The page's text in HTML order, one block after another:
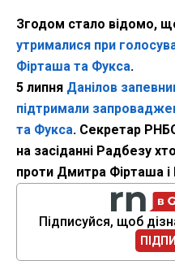
Згодом стало відомо,
утрималися при
Фірташа та Фукса.
5 липня Данілов
підтримали
та Фукса. Секретар
на засіданні Радбезу
проти Дмитра Фірташа і
Підписуйся, щоб